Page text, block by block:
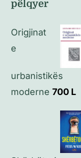
pëlqyer
Origjinat
e
urbanistikës
moderne 700 L